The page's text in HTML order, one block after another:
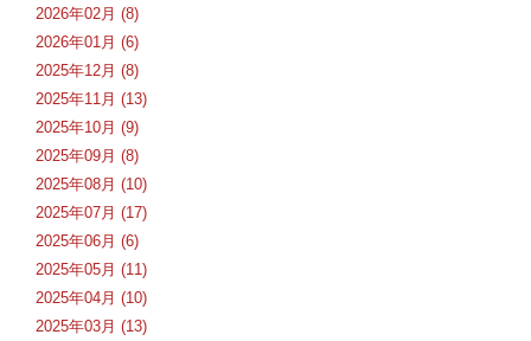
2026年02月 (8)
2026年01月 (6)
2025年12月 (8)
2025年11月 (13)
2025年10月 (9)
2025年09月 (8)
2025年08月 (10)
2025年07月 (17)
2025年06月 (6)
2025年05月 (11)
2025年04月 (10)
2025年03月 (13)